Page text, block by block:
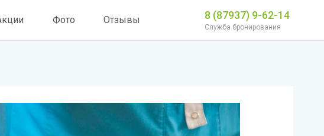
Фото Отзывы 8 (87937) 9-62-14
Служба бронирования